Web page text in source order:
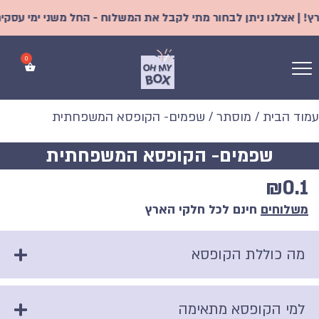
אצלנו ניתן לבחור מתי לקבל את המשלוח - החל משני ימי
עמוד הבית / מוסתר / שפמים- הקופסא המשפחתית
₪0.1
משלוחים חינם לכל חלקי הארץ
מה כוללת הקופסא
למי הקופסא מתאימה
שפמים- הקופסא המשפחתית